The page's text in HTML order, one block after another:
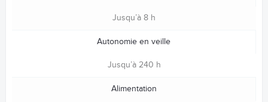
Jusqu’à 8 h
Autonomie en veille
Jusqu’à 240 h
Alimentation